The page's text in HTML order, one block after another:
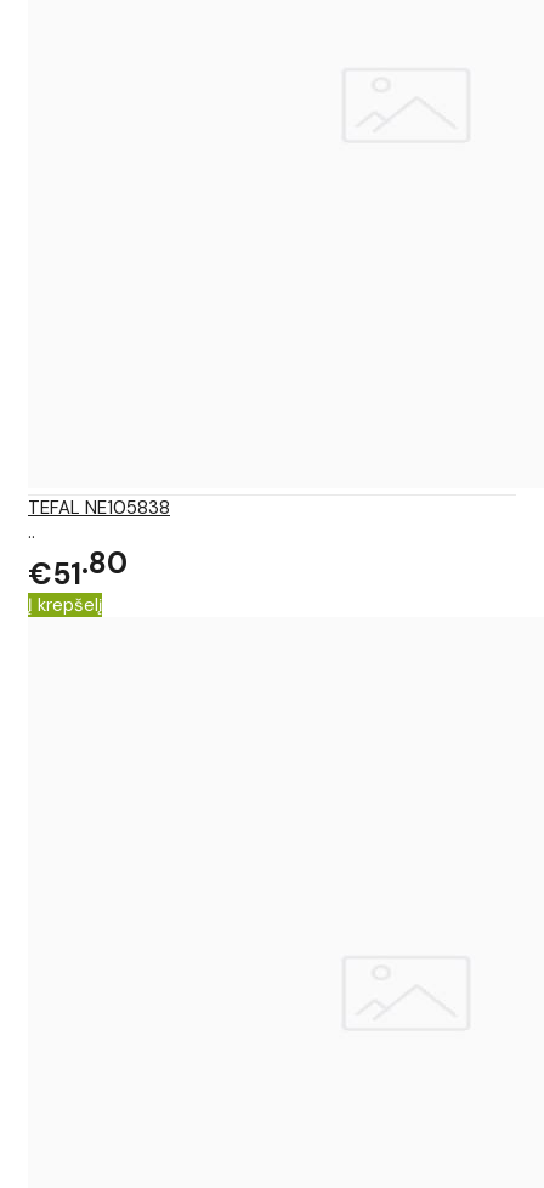
TEFAL NE105838
..
€51 80
Į krepšelį